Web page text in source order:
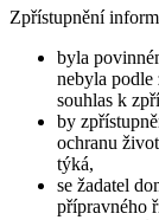
Zpřístupnění
byla
nebyla podle
souhlas k
by
ochranu
týká,
se žadatel
přípravného